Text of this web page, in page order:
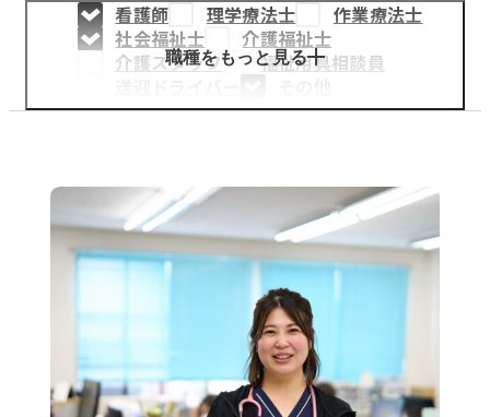
医療・介護事業
募集職種
お知らせ
看護師 理学療法士
作業療法士
社会福祉士
介護福祉士
介護スタッフ
福祉用具相談員
職種をもっと見る